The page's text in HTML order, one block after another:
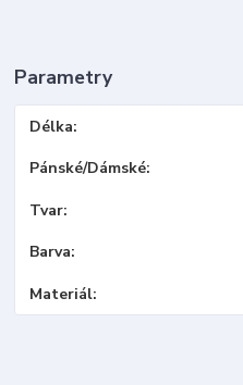
Parametry
Délka
Pánské/Dámské
Tvar
Barva
Materiál